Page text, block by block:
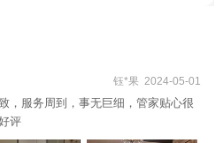
钰*果 2024-05-01
，服务周到，事无巨细，管家贴心很
评